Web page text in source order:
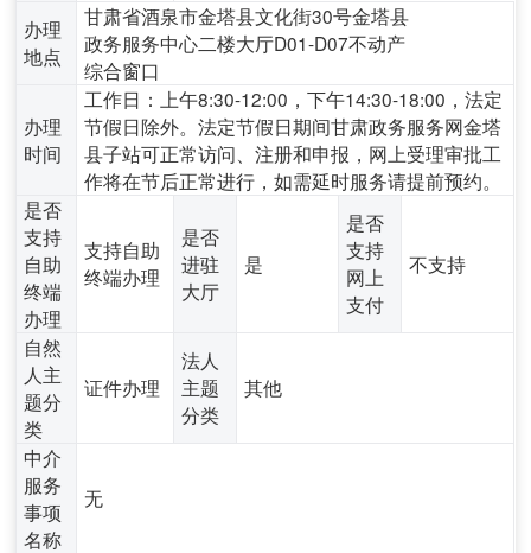
办理
地点
甘肃省酒泉市金塔县文化街30号金塔县
政务服务中心二楼大厅D01-D07不动产
综合窗口
办理
时间
工作日：上午8:30-12:00，下午14:30-18:00，法定
节假日除外。法定节假日期间甘肃政务服务网金塔
县子站可正常访问、注册和申报，网上受理审批工
作将在节后正常进行，如需延时服务请提前预约。
是否
支持
自助
终端
办理
支持自助
终端办理
是否
进驻
大厅
是
是否
支持
网上
支付
不支持
自然
人主
题分
类
证件办理
法人
主题
分类
其他
中介
服务
事项
名称
无